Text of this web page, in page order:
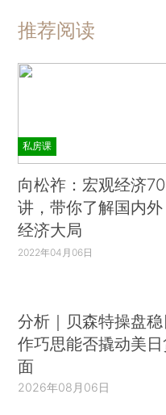
推荐阅读
私房课
向松祚：宏观经济70
讲，带你了解国内外
经济大局
2022年04月06日
分析｜贝森特操盘
作巧思能否撬动美
面
2026年08月06日